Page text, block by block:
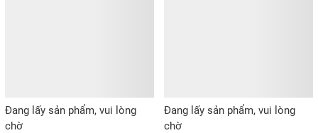
Đang lấy sản phẩm, vui lòng
chờ
Đang lấy sản phẩm, vui lòng
chờ